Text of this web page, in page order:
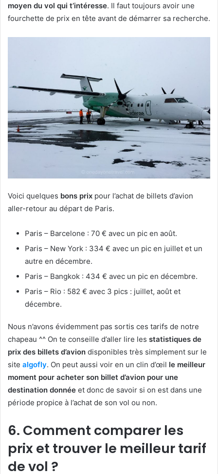
moyen du vol qui t’intéresse. Il faut toujours avoir une
fourchette de prix en tête avant de démarrer sa recherche.
Voici quelques bons prix pour l’achat de billets d’avion
aller-retour au départ de Paris.
Paris – Barcelone : 70 € avec un pic en août.
Paris – New York : 334 € avec un pic en juillet et un
autre en décembre.
Paris – Bangkok : 434 € avec un pic en décembre.
Paris – Rio : 582 € avec 3 pics : juillet, août et
décembre.
Nous n’avons évidemment pas sortis ces tarifs de notre
chapeau ^^ On te conseille d’aller lire les statistiques de
prix des billets d’avion disponibles très simplement sur le
site algofly. On peut aussi voir en un clin d’œil le meilleur
moment pour acheter son billet d’avion pour une
destination donnée et donc de savoir si on est dans une
période propice à l’achat de son vol ou non.
6. Comment comparer les
prix et trouver le meilleur tarif
de vol ?